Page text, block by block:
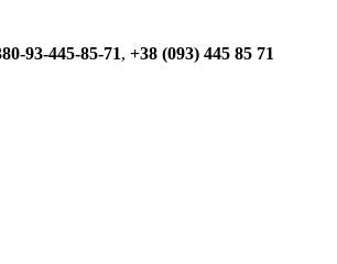
93-445-85-71, +38 (093) 445 85 71